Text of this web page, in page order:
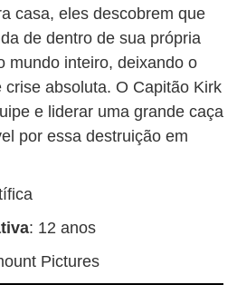
casa, eles descobrem que
de dentro de sua própria
mundo inteiro, deixando o
crise absoluta. O Capitão Kirk
e liderar uma grande caça
por essa destruição em
: 12 anos
Pictures